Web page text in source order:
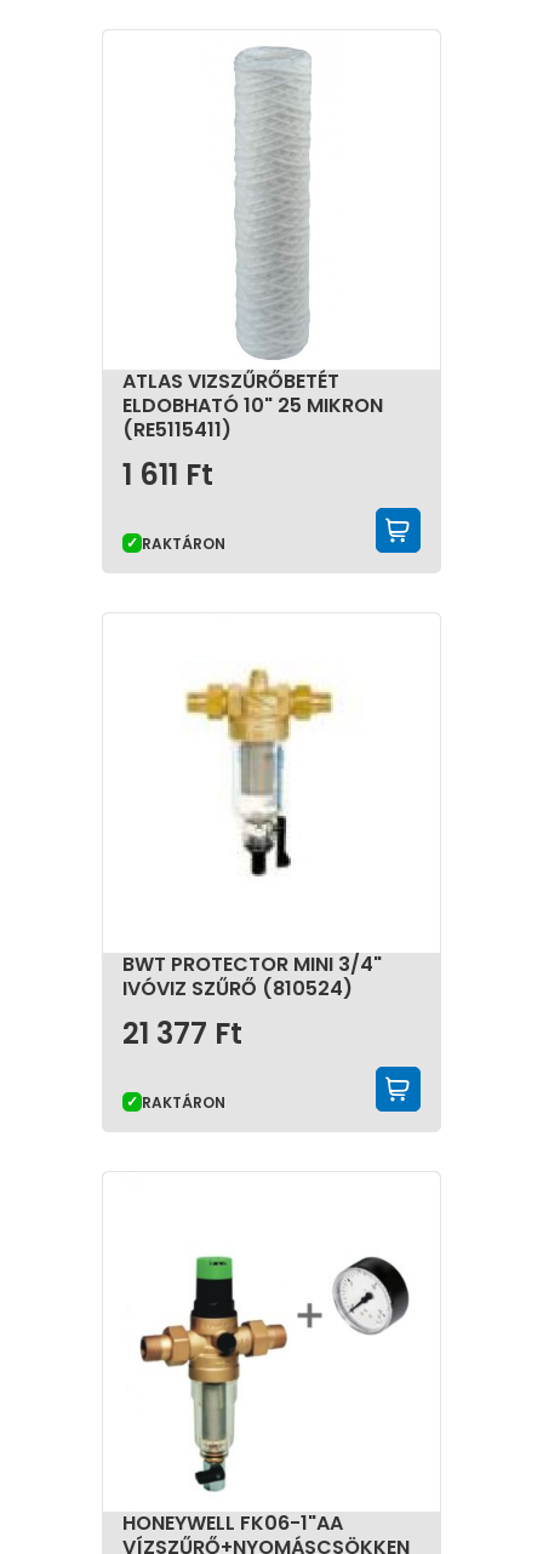
ATLAS VIZSZŰRŐBETÉT
ELDOBHATÓ 10" 25 MIKRON
(RE5115411)
1 611 Ft
RAKTÁRON
BWT PROTECTOR MINI 3/4"
IVÓVIZ SZŰRŐ (810524)
21 377 Ft
RAKTÁRON
HONEYWELL FK06-1"AA
VÍZSZŰRŐ+NYOMÁSCSÖKKEN